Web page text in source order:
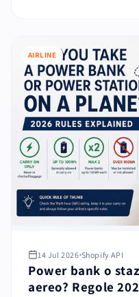
AIRLINE
14 Jul 2026 Shopify API
Power bank o
aereo? Regole